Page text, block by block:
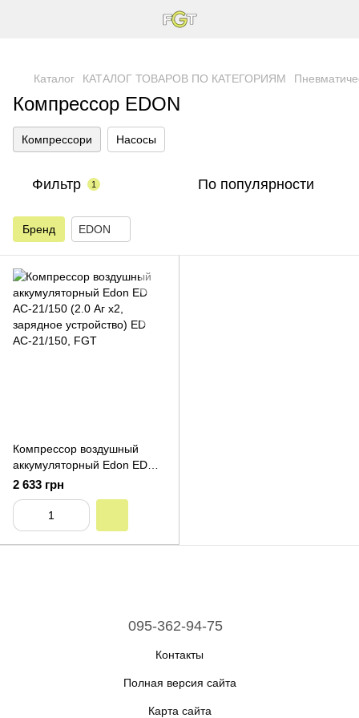
Каталог КАТАЛОГ ТОВАРОВ ПО КАТЕГОРИЯМ
Компрессор EDON
Компрессори Насосы
Фильтр 1 По популярности
Бренд EDON
Компрессор воздушный
аккумуляторный Edon ED
AC-21/150 (2.0 Аг х2,
зарядное устройство)
2 633 грн
095-362-94-75
Контакты
Полная версия сайта
Карта сайта